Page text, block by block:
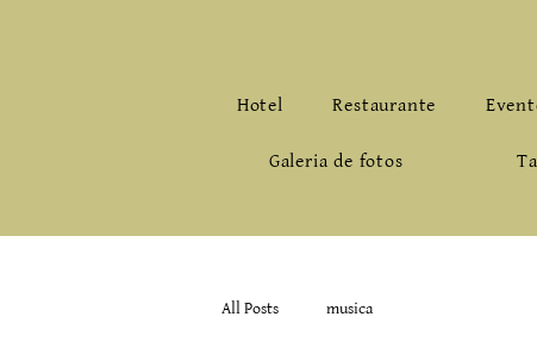
Hotel Restaurante
Galeria de fotos
All Posts musica